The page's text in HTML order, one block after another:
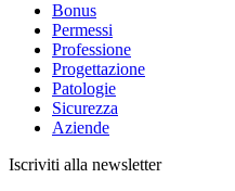
Bonus
Permessi
Professione
Progettazione
Patologie
Sicurezza
Aziende
Iscriviti alla newsletter